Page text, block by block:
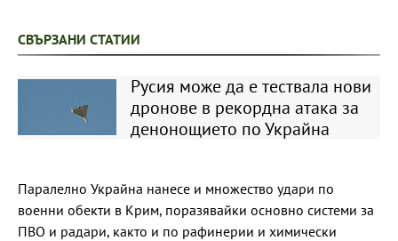
СВЪРЗАНИ СТАТИИ
Русия може да е тествала нови
дронове в рекордна атака за
денонощието по Украйна
Паралелно Украйна нанесе и множество удари по
военни обекти в Крим, поразявайки основно системи за
ПВО и радари, както и по рафинерии и химически